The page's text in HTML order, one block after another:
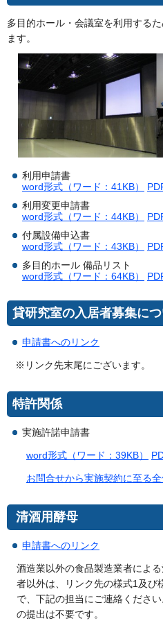
多目的ホール・会議室を利用する
ます。
利用申請書
word形式（ワード：41KB）
利用変更申請書
word形式（ワード：44KB）
付属設備申込書
word形式（ワード：43KB）
多目的ホール 備品リスト
word形式（ワード：64KB）
貸研究室の入居者募集に
申請書へのリンク
※リンク先末尾にございます。
特許関係
実施許諾申請書
word形式（ワード：39KB）
お問合せから実施契約に至る
清酒用酵母
申請書へのリンク
酒造業以外の食品製造業者によ
者以外は、リンク先の様式1及び
で、下記の担当にご連絡くださ
の提出は不要です。